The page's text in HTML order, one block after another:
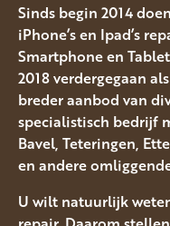
Sinds begin 2014
iPhone’s en Ipad’s
Smartphone en
2018 verdergegaan
breder aanbod van
specialistisch bedrijf
Bavel, Teteringen,
en andere
U wilt natuurlijk